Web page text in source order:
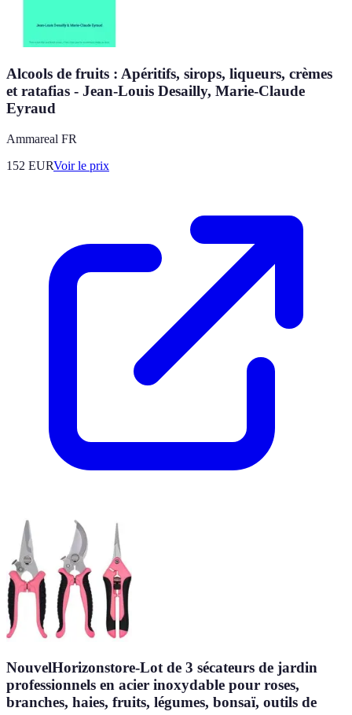
Alcools de fruits : Apéritifs, sirops, liqueurs, crèmes
et ratafias - Jean-Louis Desailly, Marie-Claude
Eyraud
Ammareal FR
152 EURVoir le prix
NouvelHorizonstore-Lot de 3 sécateurs de jardin
professionnels en acier inoxydable pour roses,
branches, haies, fruits, légumes, bonsaï, outils de